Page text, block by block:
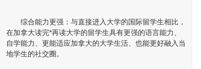
综合能力更强：与直接进入大学的国际留学生相比，
在加拿大读完*再读大学的留学生具有更强的语言能力、
自学能力、更能适应加拿大的大学生活、也能更好融入当
地学生的社交圈。